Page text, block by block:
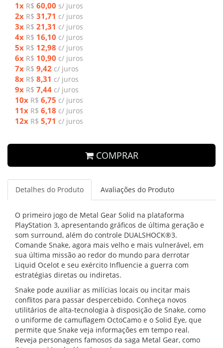
1x R$ 60,00 s/ juros
2x R$ 31,71 c/ juros
3x R$ 21,31 c/ juros
4x R$ 16,10 c/ juros
5x R$ 12,98 c/ juros
6x R$ 10,90 c/ juros
7x R$ 9,42 c/ juros
8x R$ 8,31 c/ juros
9x R$ 7,44 c/ juros
10x R$ 6,75 c/ juros
11x R$ 6,18 c/ juros
12x R$ 5,71 c/ juros
COMPRAR
Detalhes do Produto Avaliações do Produto
O primeiro jogo de Metal Gear Solid na plataforma
PlayStation 3, apresentando gráficos de última geração e
som surround, além do controle DUALSHOCK®3.
Comande Snake, agora mais velho e mais vulnerável, em
sua última missão ao redor do mundo para derrotar
Liquid Ocelot e seu exército Influencie a guerra com
estratégias diretas ou indiretas.
Snake pode auxiliar as milícias locais ou incitar mais
conflitos para passar despercebido. Conheça novos
utilitários de alta-tecnologia à disposição de Snake, como
o uniforme de camuflagem OctoCamo e o Solid Eye, que
permite que Snake veja informações em tempo real.
Reveja personagens famosos da saga Metal Gear, como